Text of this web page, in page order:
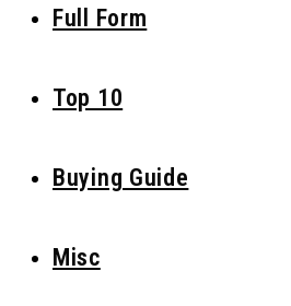
Full Form
Top 10
Buying Guide
Misc